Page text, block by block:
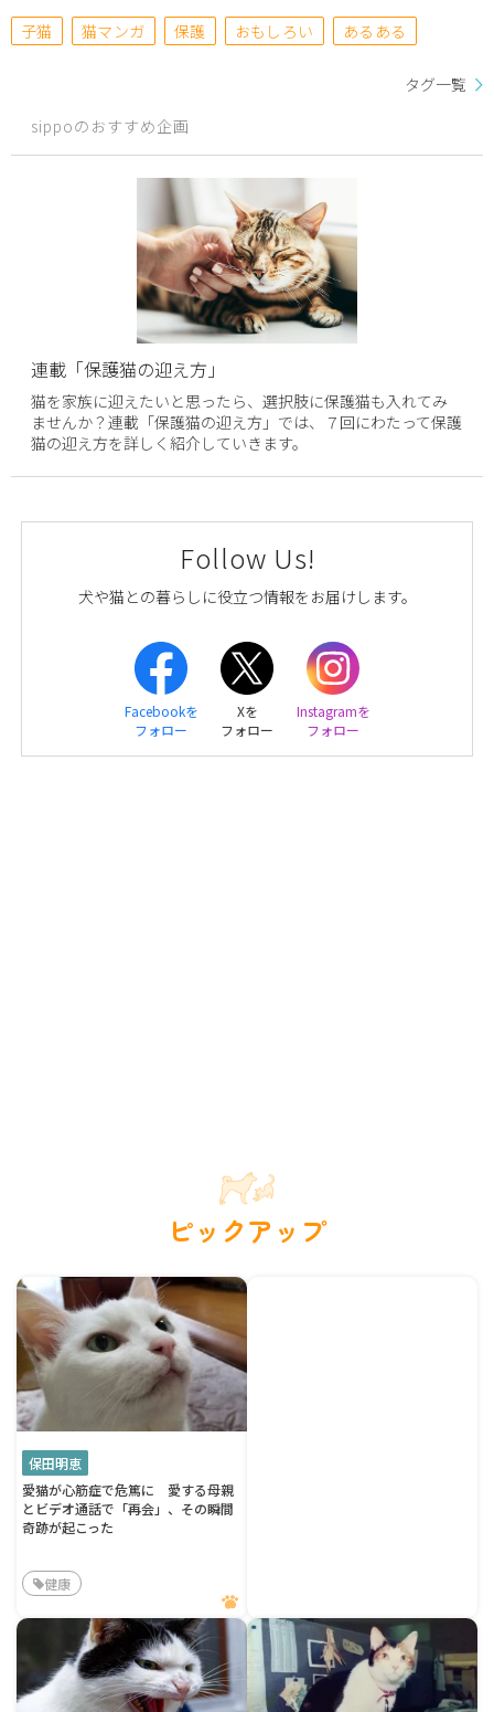
子猫
猫マンガ 保護 おもしろい あるある
タグ一覧
sippoのおすすめ企画
連載「保護猫の迎え方」
猫を家族に迎えたいと思ったら、選択肢に保護猫も入れてみ
ませんか？連載「保護猫の迎え方」では、７回にわたって保護
猫の迎え方を詳しく紹介していきます。
Follow Us!
犬や猫との暮らしに役立つ情報をお届けします。
Facebookを
フォロー
Xを
フォロー
Instagramを
フォロー
ピックアップ
保田明恵
愛猫が心筋症で危篤に 愛する母親
とビデオ通話で「再会」、その瞬間
奇跡が起こった
健康